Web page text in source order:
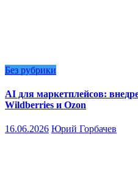
Без рубрики
AI для маркетплейсов:
Wildberries и Ozon
16.06.2026 Юрий Горбачев